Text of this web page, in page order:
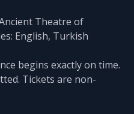
Theatre of
English, Turkish
begins exactly on time.
Tickets are non-